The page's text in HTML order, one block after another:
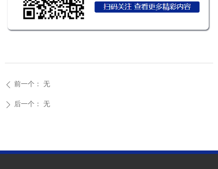
ꄴ 前一个： 无
ꄲ 后一个： 无